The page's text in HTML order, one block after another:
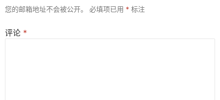
您的邮箱地址不会被公开。 必填项已用 * 标注
评论 *